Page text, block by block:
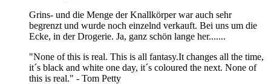
Grins- und die Menge der Knallkörper war auch sehr
begrenzt und wurde noch einzelnd verkauft. Bei uns um die
Ecke, in der Drogerie. Ja, ganz schön lange her.......
"None of this is real. This is all fantasy.It changes all the time,
it´s black and white one day, it´s coloured the next. None of
this is real." - Tom Petty